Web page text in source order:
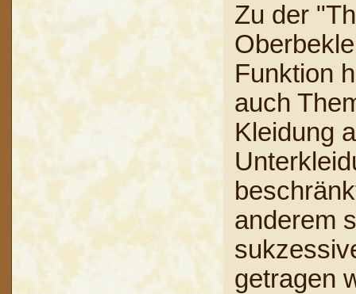
Zu der
Funktion
auch
Kleidung
anderem
getragen